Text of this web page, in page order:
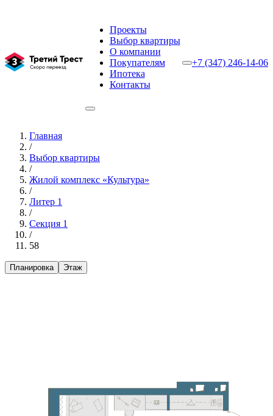
Проекты
Выбор квартиры
О компании
Покупателям
Ипотека
Контакты
+7 (347) 246-14-06
Главная
/
Выбор квартиры
/
Жилой комплекс «Культура»
/
Литер 1
/
Секция 1
/
58
Планировка Этаж